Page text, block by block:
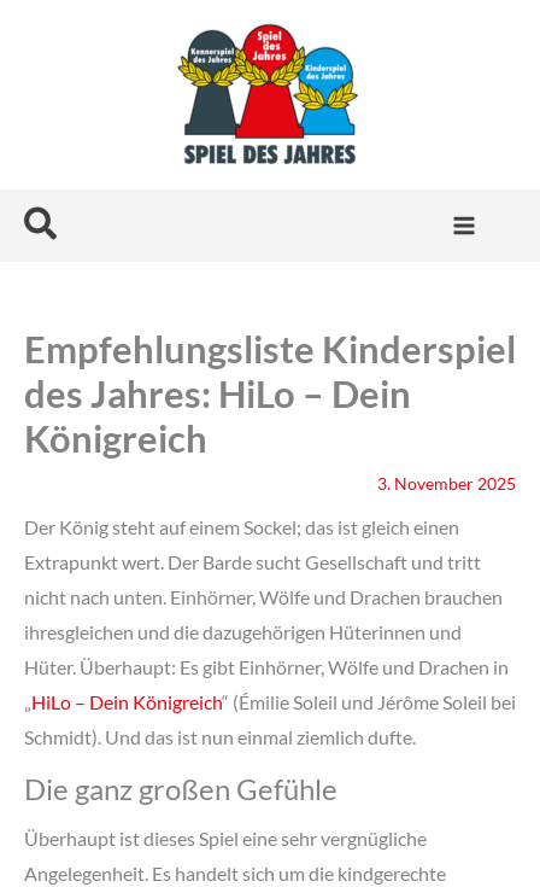
Suchen
Empfehlungsliste Kinderspiel
des Jahres: HiLo – Dein
Königreich
3. November 2025
Der König steht auf einem Sockel; das ist gleich einen
Extrapunkt wert. Der Barde sucht Gesellschaft und tritt
nicht nach unten. Einhörner, Wölfe und Drachen brauchen
ihresgleichen und die dazugehörigen Hüterinnen und
Hüter. Überhaupt: Es gibt Einhörner, Wölfe und Drachen in
„HiLo – Dein Königreich“ (Émilie Soleil und Jérôme Soleil bei
Schmidt). Und das ist nun einmal ziemlich dufte.
Die ganz großen Gefühle
Überhaupt ist dieses Spiel eine sehr vergnügliche
Angelegenheit. Es handelt sich um die kindgerechte